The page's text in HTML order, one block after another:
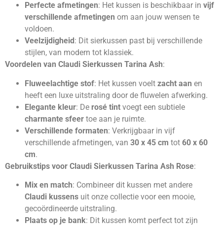
Perfecte afmetingen: Het kussen is beschikbaar in vijf
verschillende afmetingen om aan jouw wensen te
voldoen.
Veelzijdigheid : Dit sierkussen past bij verschillende
stijlen, van modern tot klassiek.
Voordelen van Claudi Sierkussen Tarina Ash:
Fluweelachtige stof: Het kussen voelt zacht aan en
heeft een luxe uitstraling door de fluwelen afwerking.
Elegante kleur: De rosé tint voegt een subtiele
charmante sfeer toe aan je ruimte.
Verschillende formaten: Verkrijgbaar in vijf
verschillende afmetingen, van 30 x 45 cm tot 60 x 60
cm.
Gebruikstips voor Claudi Sierkussen Tarina Ash Rose:
Mix en match: Combineer dit kussen met andere
Claudi kussens uit onze collectie voor een mooie,
gecoördineerde uitstraling.
Plaats op je bank: Dit kussen komt perfect tot zijn